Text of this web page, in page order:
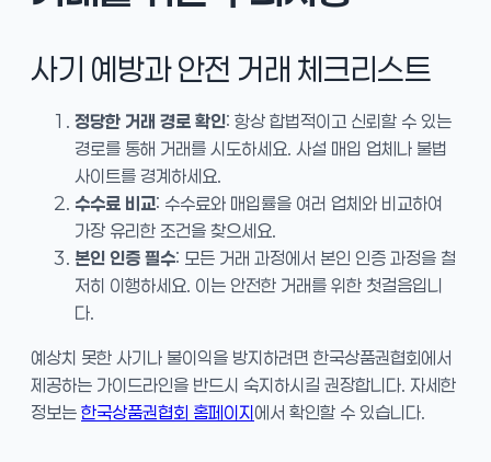
사기 예방과 안전 거래 체크리스트
정당한 거래 경로 확인: 항상 합법적이고 신뢰할 수 있는
경로를 통해 거래를 시도하세요. 사설 매입 업체나 불법
사이트를 경계하세요.
수수료 비교: 수수료와 매입률을 여러 업체와 비교하여
가장 유리한 조건을 찾으세요.
본인 인증 필수: 모든 거래 과정에서 본인 인증 과정을 철
저히 이행하세요. 이는 안전한 거래를 위한 첫걸음입니
다.
예상치 못한 사기나 불이익을 방지하려면 한국상품권협회에서
제공하는 가이드라인을 반드시 숙지하시길 권장합니다. 자세한
정보는 한국상품권협회 홈페이지에서 확인할 수 있습니다.